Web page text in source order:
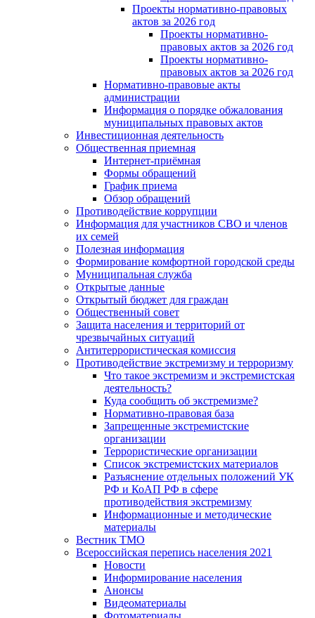
Проекты нормативно-правовых
актов за 2026 год
Проекты нормативно-
правовых актов за 2026 год
Проекты нормативно-
правовых актов за 2026 год
Нормативно-правовые акты
администрации
Информация о порядке обжалования
муниципальных правовых актов
Инвестиционная деятельность
Общественная приемная
Интернет-приёмная
Формы обращений
График приема
Обзор обращений
Противодействие коррупции
Информация для участников СВО и членов
их семей
Полезная информация
Формирование комфортной городской среды
Муниципальная служба
Открытые данные
Открытый бюджет для граждан
Общественный совет
Защита населения и территорий от
чрезвычайных ситуаций
Антитеррористическая комиссия
Противодействие экстремизму и терроризму
Что такое экстремизм и экстремистская
деятельность?
Куда сообщить об экстремизме?
Нормативно-правовая база
Запрещенные экстремистские
организации
Террористические организации
Список экстремистских материалов
Разъяснение отдельных положений УК
РФ и КоАП РФ в сфере
противодействия экстремизму
Информационные и методические
материалы
Вестник ТМО
Всероссийская перепись населения 2021
Новости
Информирование населения
Анонсы
Видеоматериалы
Фотоматериалы